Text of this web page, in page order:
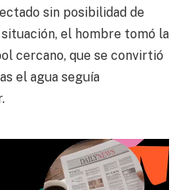
sin posibilidad de
el hombre tomó la
cercano, que se convirtió
el agua seguía